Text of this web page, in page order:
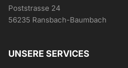
Poststrasse 24
56235 Ransbach-Baumbach
UNSERE SERVICES